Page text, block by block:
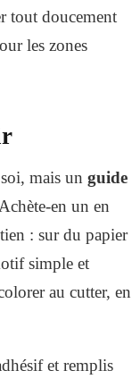
tout doucement
les zones
mais un guide
en un en
: sur du papier
simple et
au cutter, en
et remplis